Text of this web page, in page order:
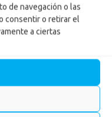
de navegación o las
consentir o retirar el
a ciertas
Confa:
la edad